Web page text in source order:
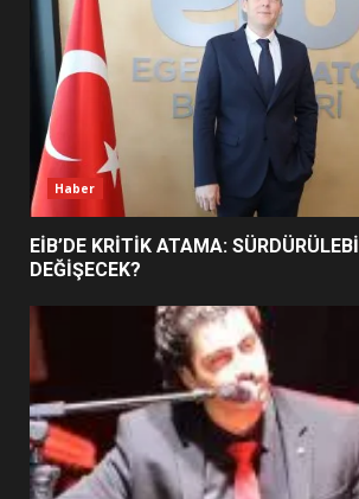
6
BURHANİYE
TURNUVASI
DEĞİŞTİRİYOR?
BURHANİYE
YENİ YÖNETİM
Haber
EİB’DE KRİTİK ATAMA:
DEĞİŞECEK?